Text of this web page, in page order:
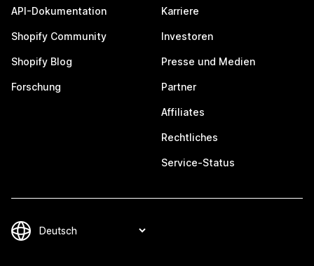
API-Dokumentation
Shopify Community
Shopify Blog
Forschung
Karriere
Investoren
Presse und Medien
Partner
Affiliates
Rechtliches
Service-Status